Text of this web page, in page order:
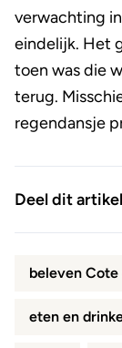
verwachting
eindelijk. Het
toen was die
terug.
regendansje
Deel dit artikel
beleven Cote
eten en